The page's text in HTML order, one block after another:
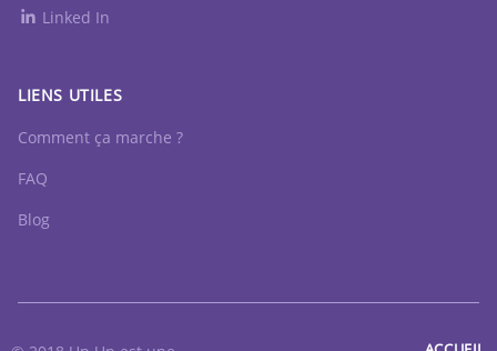
Linked In
LIENS UTILES
Comment ça marche ?
FAQ
Blog